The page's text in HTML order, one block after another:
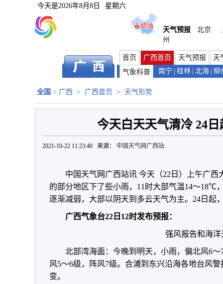
今天是2026年8月8日 星期六
天气预报 北京
州
首页 广西首页 天气预报
天
气象科普
南宁 桂林 北海 柳
全国 > 广西 > 广西首页 > 天气形势
今天白天天气清冷 24
2021-10-22 11:23:40 来源： 中国天气网广西站
中国天气网广西站讯 今天（22日）上午广
的部分地区下了些小雨，11时大部气温14～18℃
逐渐减弱，大部以阴天到多云天气为主。24日起
广西气象台22日12时发布预报：
强风报告和海洋
北部湾海面：今晚到明天，小雨，偏北风6
风5～6级，阵风7级。合浦到东兴沿海各地台风
变。